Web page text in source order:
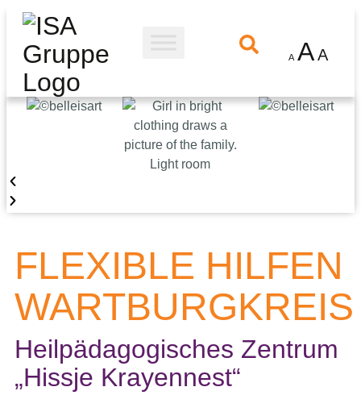
A AA
FLEXIBLE HILFEN
WARTBURGKREIS
Heilpädagogisches Zentrum
„Hissje Krayennest“